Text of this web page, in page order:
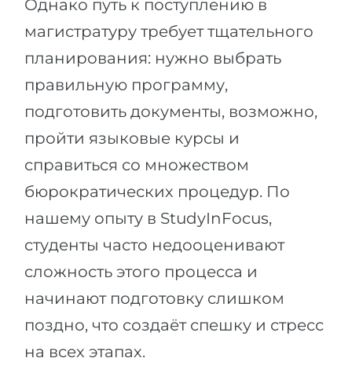
Однако путь к поступлению в
магистратуру требует тщательного
планирования: нужно выбрать
правильную программу,
подготовить документы, возможно,
пройти языковые курсы и
справиться со множеством
бюрократических процедур. По
нашему опыту в StudyInFocus,
студенты часто недооценивают
сложность этого процесса и
начинают подготовку слишком
поздно, что создаёт спешку и стресс
на всех этапах.